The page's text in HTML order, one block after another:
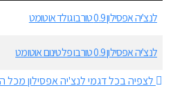
לנצ'יה אפסילון 0.9 טורבו גולד אוטומט
לנצ'יה אפסילון 0.9 טורבו פלטינום אוטומט
לצפיה בכל דגמי לנצ'יה אפסילון מכל